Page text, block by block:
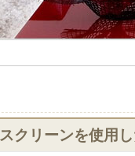
クリーンを使用